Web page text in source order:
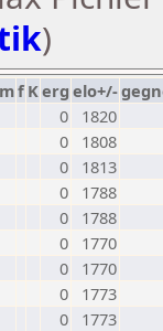
)
f Kerg elo+/-
0
1820
0
1808
0
1813
0
1788
0
1788
0
1770
0
1770
0
1773
0
1773